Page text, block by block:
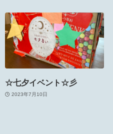
☆七夕イベント☆彡
2023年7月10日